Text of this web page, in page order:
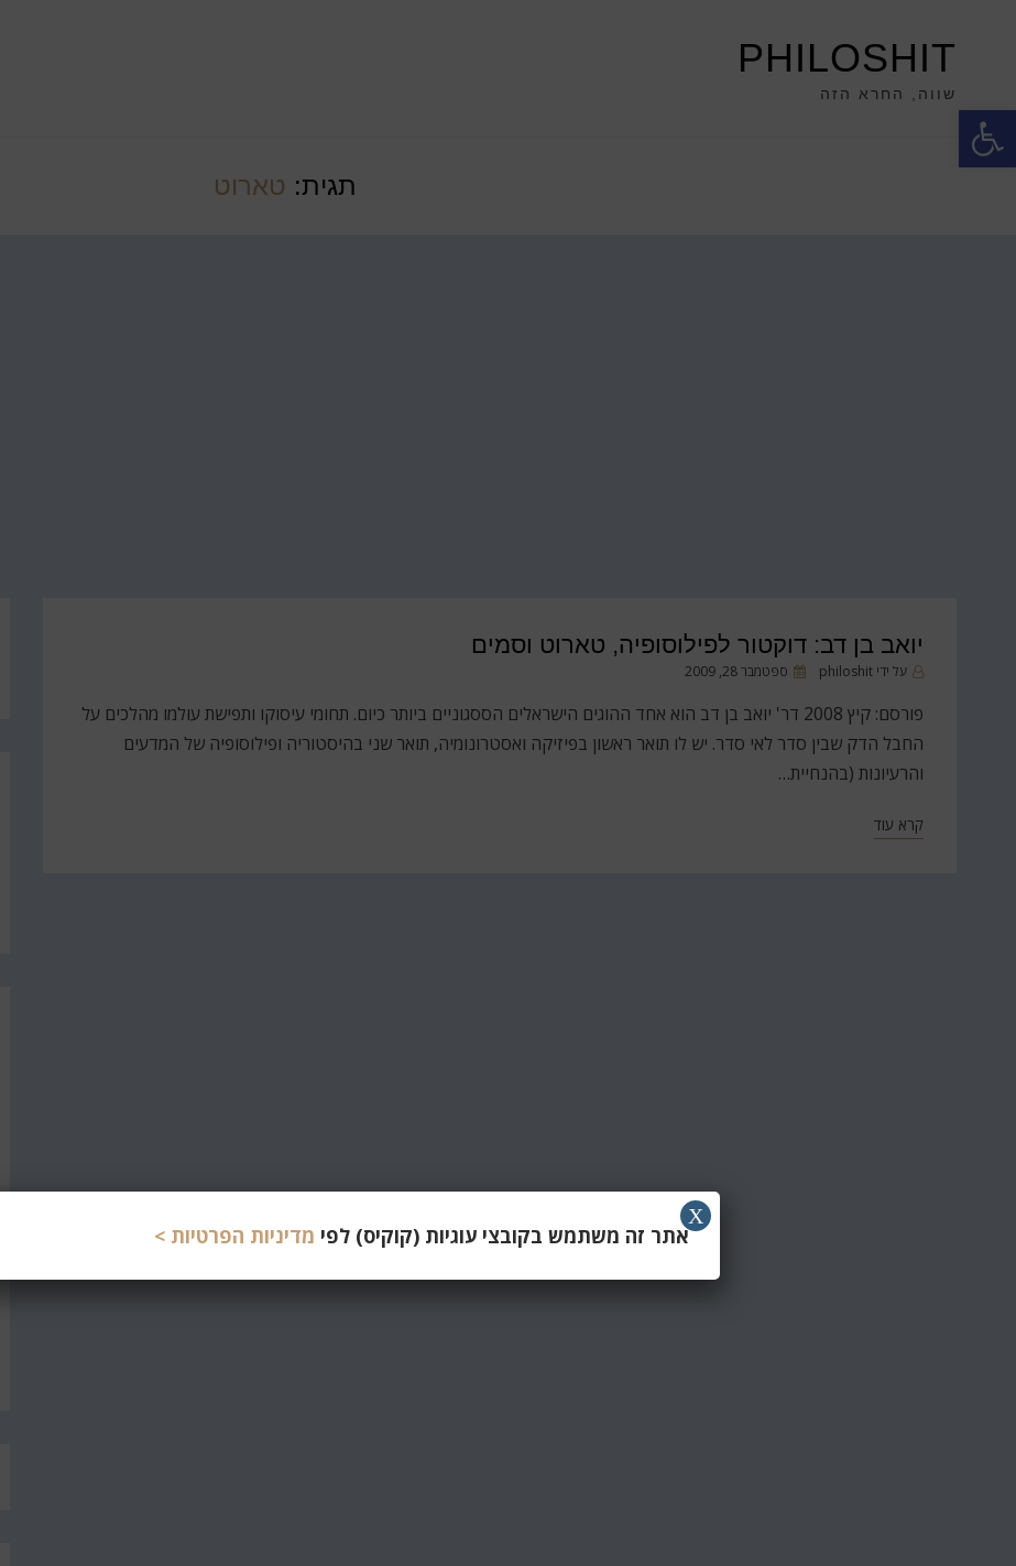
פתח סרגל נגישות
PHILOSHIT
שווה, החרא הזה
תגית: טארוט
יואב בן דב: דוקטור לפילוסופיה, טארוט וסמים
על ידיphiloshit
פורסםספטמבר 28, 2009
פורסם: קיץ 2008 דר' יואב בן דב הוא אחד ההוגים הישראלים הססגוניים ביותר כיום. תחומי עיסוקו ותפישת עולמו מהלכים על
החבל הדק שבין סדר לאי סדר. יש לו תואר ראשון בפיזיקה ואסטרונומיה, תואר שני בהיסטוריה ופילוסופיה של המדעים
והרעיונות (בהנחיית…
קרא עוד
אתר זה משתמש בקובצי עוגיות (קוקיס) לפי מדיניות הפרטיות >
X